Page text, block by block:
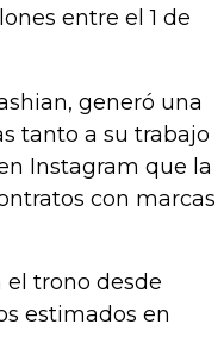
entre el 1 de
generó una
tanto a su trabajo
Instagram que la
con marcas
el trono desde
estimados en